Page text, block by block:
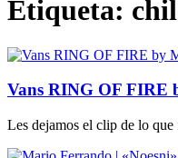
Etiqueta:
Vans RING OF FIRE
Les dejamos el clip de lo